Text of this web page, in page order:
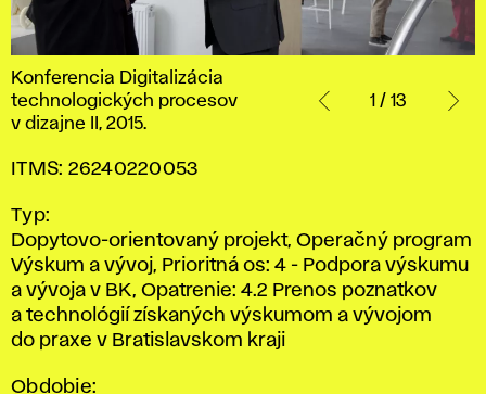
Konferencia
Digitalizácia
technologických
v dizajne
2015.
Konferencia Digitalizácia
technologických procesov
v dizajne II, 2015.
1 / 13
ITMS: 26240220053
Typ:
Dopytovo-orientovaný projekt, Operačný program
Výskum a vývoj, Prioritná os: 4 - Podpora výskumu
a vývoja v BK, Opatrenie: 4.2 Prenos poznatkov
a technológií získaných výskumom a vývojom
do praxe v Bratislavskom kraji
Obdobie: